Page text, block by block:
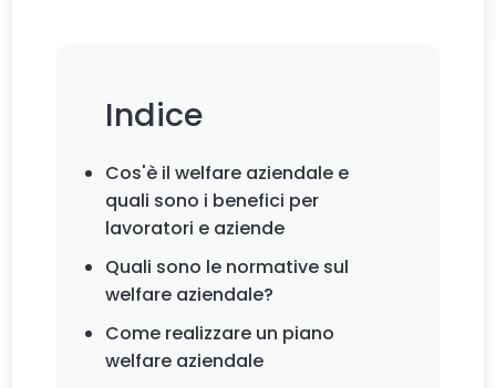
Indice
Cos'è il welfare aziendale e
quali sono i benefici per
lavoratori e aziende
Quali sono le normative sul
welfare aziendale?
Come realizzare un piano
welfare aziendale